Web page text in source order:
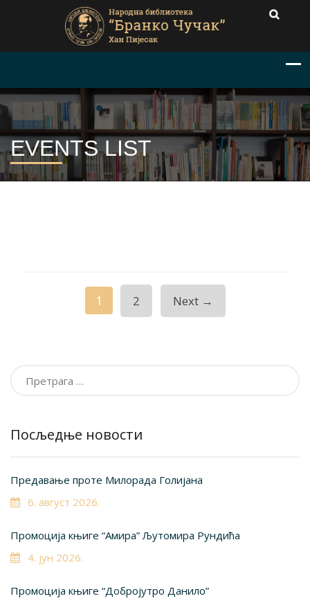
EVENTS LIST
1 2 Next →
Посљедње новости
Предавање проте Милорада Голијана
6. август 2026.
Промоција књиге “Амира” Љутомира Рундића
4. јун 2026.
Промоција књиге “Добројутро Данило”